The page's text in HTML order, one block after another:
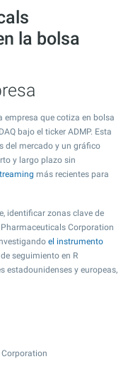
la bolsa
que cotiza en bolsa
bajo el ticker ADMP. Esta
del mercado y un gráfico
y largo plazo sin
más recientes para
identificar zonas clave de
Corporation
el instrumento
seguimiento en R
estadounidenses y europeas,